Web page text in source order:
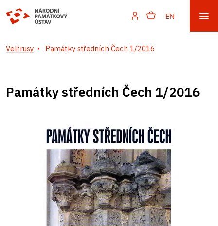
EN
Veltrusy Památky středních Čech 1/2016
Památky středních Čech 1/2016